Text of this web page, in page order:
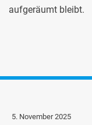
aufgeräumt bleibt.
5. November 2025